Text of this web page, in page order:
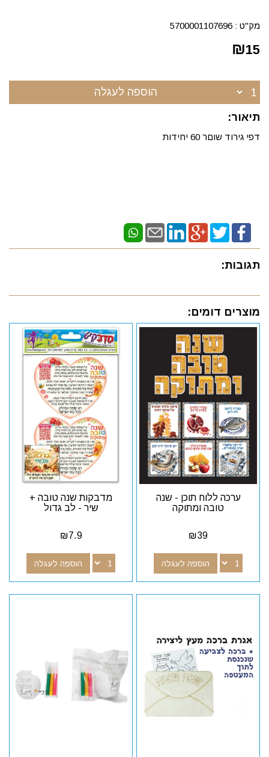
מק"ט : 5700001107696
₪15
הוספה לעגלה
תיאור:
דפי גירוד שוםר 60 יחידות
תגובות:
מוצרים דומים:
ערכה ללוח תוכן - שנה
טובה ומתוקה
₪39
הוספה לעגלה
מדבקות שנה טובה +
שיר - לב גדול
₪7.9
הוספה לעגלה